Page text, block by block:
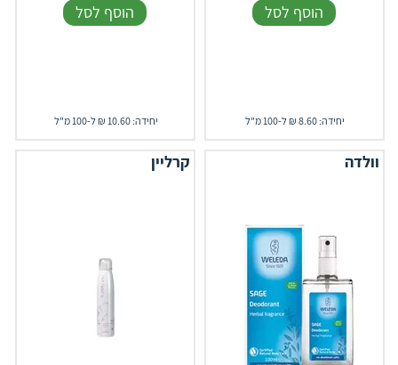
הוסף לסל
יחידה: 8.60 ₪ ל-100 מ"ל
הוסף לסל
יחידה: 10.60 ₪ ל-100 מ"ל
וולדה קרליין